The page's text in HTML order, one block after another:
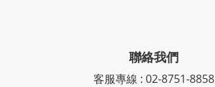
聯絡我們
客服專線 : 02-8751-8858